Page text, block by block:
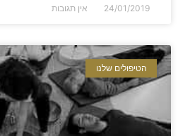
24/01/2019 אין תגובות
הטיפולים שלנו